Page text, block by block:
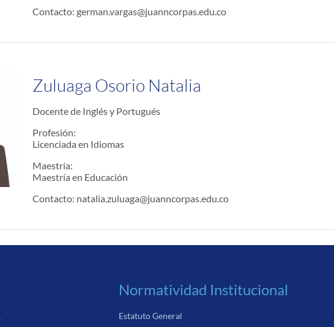
Contacto: german.vargas@juanncorpas.edu.co
Zuluaga Osorio Natalia
Docente de Inglés y Portugués
Profesión:
Licenciada en Idiomas
Maestría:
Maestría en Educación
Contacto: natalia.zuluaga@juanncorpas.edu.co
Normatividad Institucional
Estatuto General